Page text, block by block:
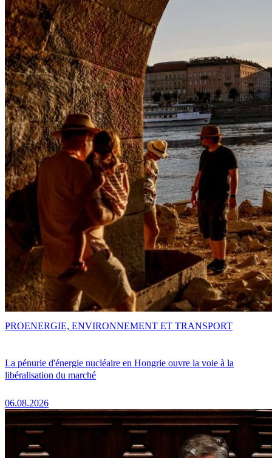
La pénurie d'énergie nucléaire en Hongrie ouvre la voie à la
libéralisation du marché
06.08.2026
PROENERGIE, ENVIRONNEMENT ET TRANSPORT